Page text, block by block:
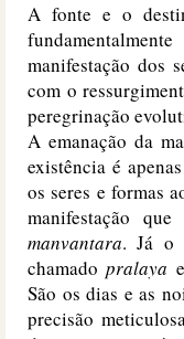
A fonte e o
manifestação dos
com o
peregrinação
A emanação da
existência é
os seres e formas
manifestação
manvantara. Já o
chamadopralaya
São os dias e as
precisão